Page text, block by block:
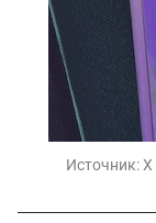
Источник:X